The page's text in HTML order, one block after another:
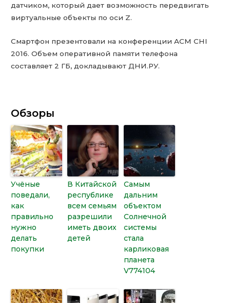
датчиком, который дает возможность передвигать
виртуальные объекты по оси Z.
Смартфон презентовали на конференции ACM CHI
2016. Объем оперативной памяти телефона
составляет 2 ГБ, докладывают ДНИ.РУ.
Обзоры
Учёные
поведали,
как
правильно
нужно
делать
покупки
В Китайской
республике
всем семьям
разрешили
иметь двоих
детей
Самым
дальним
объектом
Солнечной
системы
стала
карликовая
планета
V774104